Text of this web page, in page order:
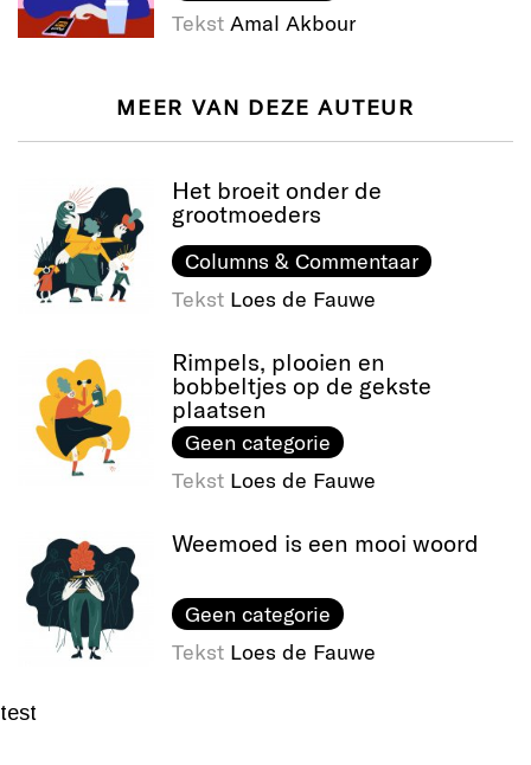
Tekst Amal Akbour
MEER VAN DEZE AUTEUR
Het broeit onder de
grootmoeders
Columns & Commentaar
Tekst Loes de Fauwe
Rimpels, plooien en
bobbeltjes op de gekste
plaatsen
Geen categorie
Tekst Loes de Fauwe
Weemoed is een mooi woord
Geen categorie
Tekst Loes de Fauwe
test